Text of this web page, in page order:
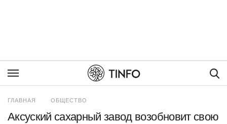
ГЛАВНАЯ ОБЩЕСТВО
Аксуский сахарный завод возобновит свою